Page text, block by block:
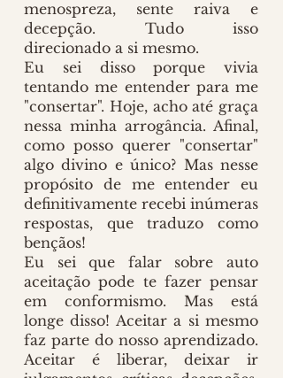
menospreza, sente raiva e
decepção. Tudo isso
direcionado a si mesmo.
Eu sei disso porque vivia
tentando me entender para me
"consertar". Hoje, acho até graça
nessa minha arrogância. Afinal,
como posso querer "consertar"
algo divino e único? Mas nesse
propósito de me entender eu
definitivamente recebi inúmeras
respostas, que traduzo como
bençãos!
Eu sei que falar sobre auto
aceitação pode te fazer pensar
em conformismo. Mas está
longe disso! Aceitar a si mesmo
faz parte do nosso aprendizado.
Aceitar é liberar, deixar ir